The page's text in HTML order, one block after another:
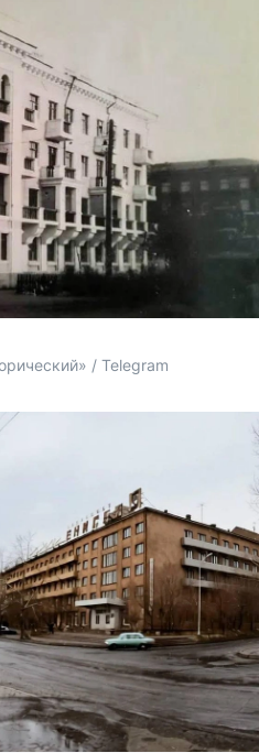
/ Telegram